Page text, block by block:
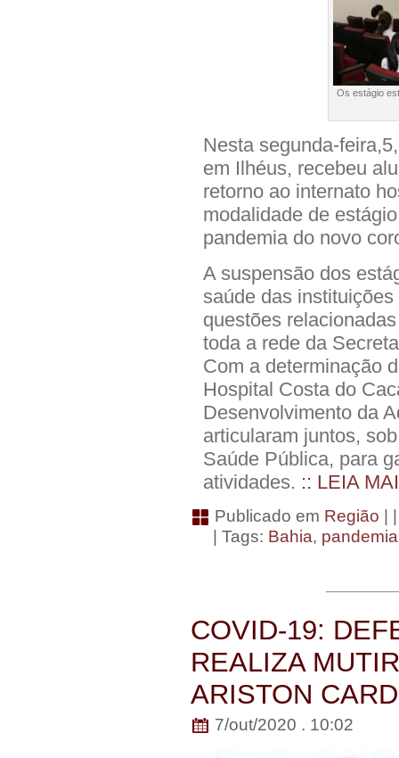
Os estágio
Nesta segunda-
em Ilhéus, recebeu
retorno ao internato
modalidade de
pandemia do novo
A suspensão dos
saúde das
questões
toda a rede da
Com a determinação
Hospital Costa do
Desenvolvimento da
articularam juntos,
Saúde Pública, para
atividades. :: LEIA
Publicado em Região |
| Tags: Bahia, pandemia
COVID-19:
REALIZA
ARISTON
7/out/2020 . 10:02